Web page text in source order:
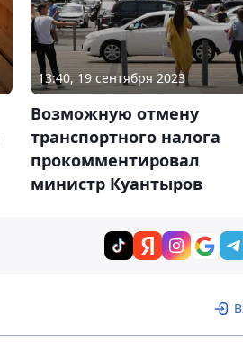
13:40, 19 сентября 2023
Возможную отмену
транспортного налога
прокомментировал
министр Куантыров